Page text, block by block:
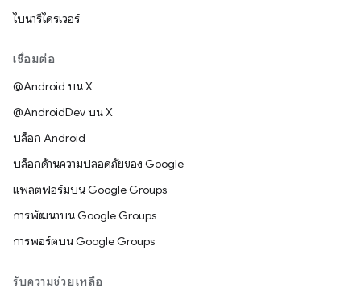
ไบนารีไดรเวอร์
เชื่อมต่อ
@Android บน X
@AndroidDev บน X
บล็อก Android
บล็อกด้านความปลอดภัยของ Google
แพลตฟอร์มบน Google Groups
การพัฒนาบน Google Groups
การพอร์ตบน Google Groups
รับความช่วยเหลือ